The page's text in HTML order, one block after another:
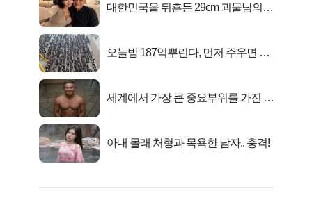
대한민국을 뒤흔든 29cm 괴물남의
오늘밤 187억뿌린다, 먼저 주우면 최
세계에서 가장 큰 중요부위를 가진 남
아내 몰래 처형과 목욕한 남자.. 충격!